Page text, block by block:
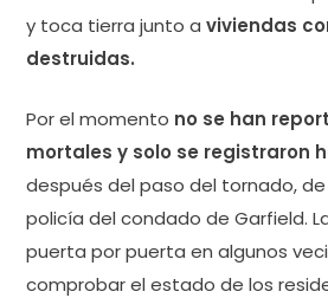
y toca tierra junto a viviendas
destruidas.
Por el momento no se han
mortales y solo se registraron
después del paso del tornado,
policía del condado de Garfield.
puerta por puerta en algunos
comprobar el estado de los